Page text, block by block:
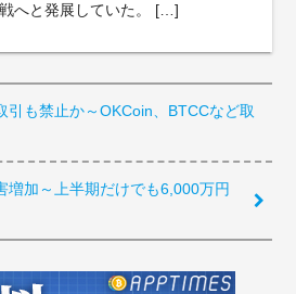
へと発展していた。 […]
引も禁止か～OKCoin、BTCCなど取
増加～上半期だけでも6,000万円